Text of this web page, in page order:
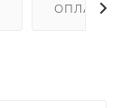
ОПЛАТА